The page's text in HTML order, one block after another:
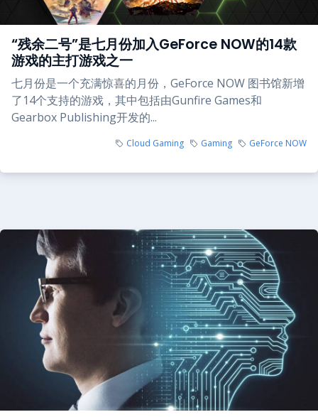
“残余二号”是七月份加入GeForce NOW的14款
游戏的主打游戏之一
七月份是一个充满惊喜的月份，GeForce NOW 图书馆新增
了14个支持的游戏，其中包括由Gunfire Games和
Gearbox Publishing开发的...
Cloud Gaming Gaming GeForce NOW